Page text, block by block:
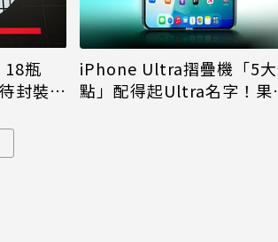
18瓶
封裝晶
iPhone Ultra摺疊機「5
點」配得起Ultra名字！果